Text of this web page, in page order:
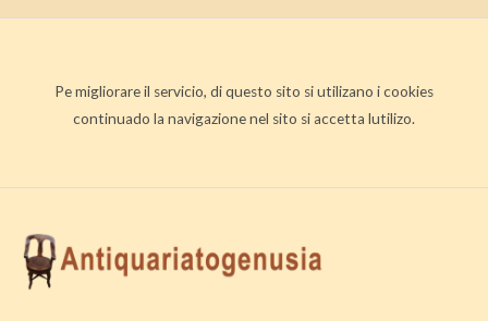
Pe migliorare il servicio, di questo sito si utilizano i cookies
continuado la navigazione nel sito si accetta lutilizo.